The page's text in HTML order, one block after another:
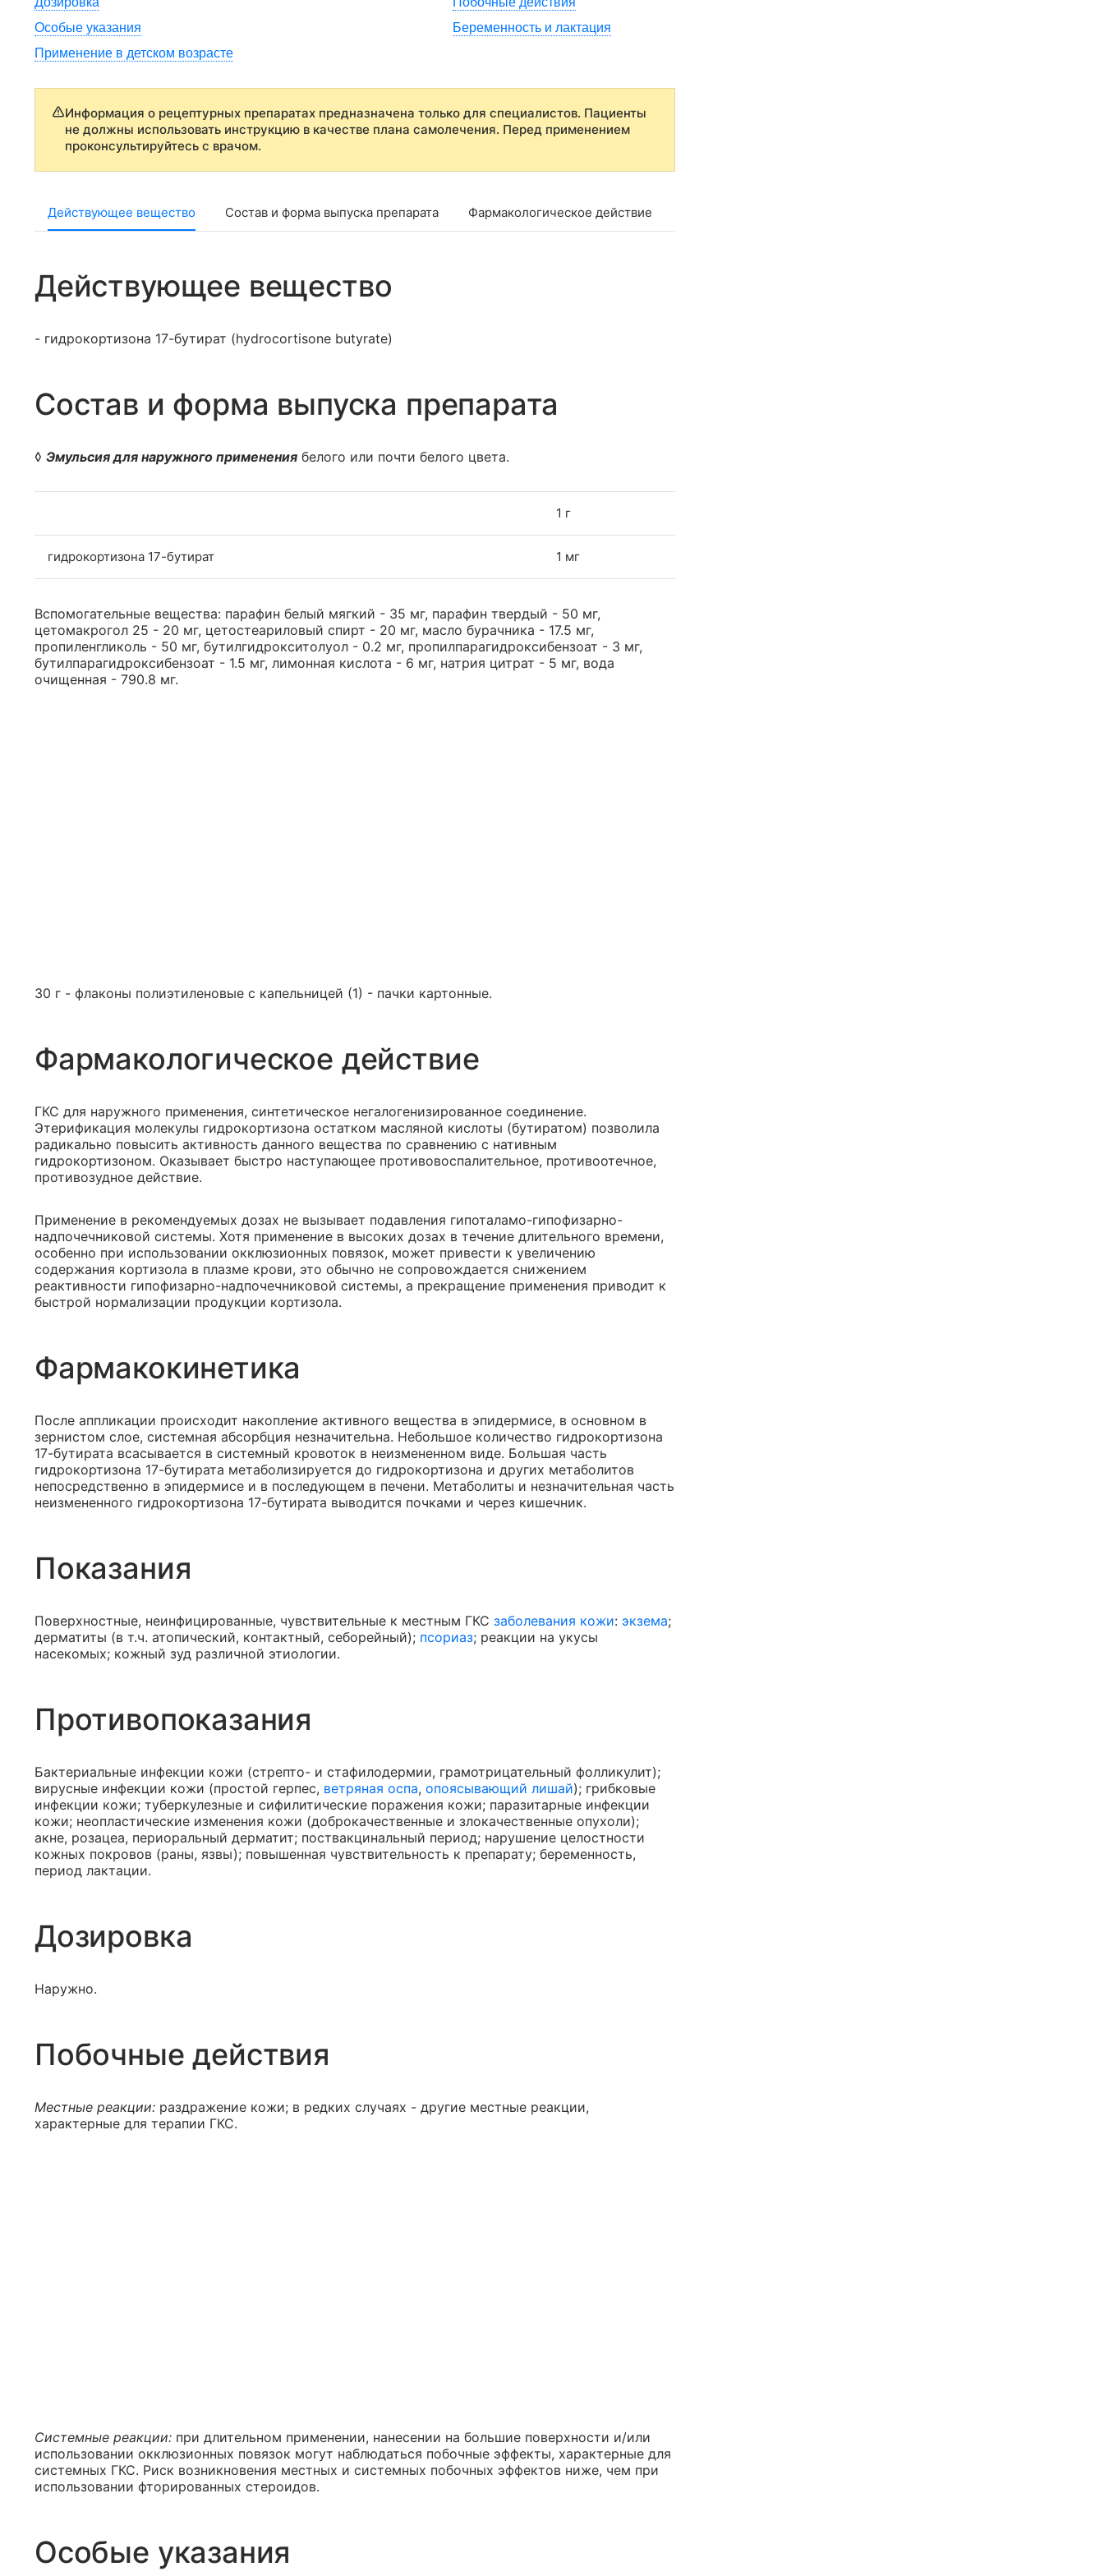
Особые указания
Беременность и лактация
Применение в детском возрасте
Информация о рецептурных препаратах предназначена только для специалистов. Пациенты
не должны использовать инструкцию в качестве плана самолечения. Перед применением
проконсультируйтесь с врачом.
Действующее вещество Состав и форма выпуска препарата Фармакологическое действие
Действующее вещество
- гидрокортизона 17-бутират (hydrocortisone butyrate)
Состав и форма выпуска препарата
◊ Эмульсия для наружного применения белого или почти белого цвета.
1 г
гидрокортизона 17-бутират 1 мг
Вспомогательные вещества: парафин белый мягкий - 35 мг, парафин твердый - 50 мг,
цетомакрогол 25 - 20 мг, цетостеариловый спирт - 20 мг, масло бурачника - 17.5 мг,
пропиленгликоль - 50 мг, бутилгидрокситолуол - 0.2 мг, пропилпарагидроксибензоат - 3 мг,
бутилпарагидроксибензоат - 1.5 мг, лимонная кислота - 6 мг, натрия цитрат - 5 мг, вода
очищенная - 790.8 мг.
30 г - флаконы полиэтиленовые с капельницей (1) - пачки картонные.
Фармакологическое действие
ГКС для наружного применения, синтетическое негалогенизированное соединение.
Этерификация молекулы гидрокортизона остатком масляной кислоты (бутиратом) позволила
радикально повысить активность данного вещества по сравнению с нативным
гидрокортизоном. Оказывает быстро наступающее противовоспалительное, противоотечное,
противозудное действие.
Применение в рекомендуемых дозах не вызывает подавления гипоталамо-гипофизарно-
надпочечниковой системы. Хотя применение в высоких дозах в течение длительного времени,
особенно при использовании окклюзионных повязок, может привести к увеличению
содержания кортизола в плазме крови, это обычно не сопровождается снижением
реактивности гипофизарно-надпочечниковой системы, а прекращение применения приводит к
быстрой нормализации продукции кортизола.
Фармакокинетика
После аппликации происходит накопление активного вещества в эпидермисе, в основном в
зернистом слое, системная абсорбция незначительна. Небольшое количество гидрокортизона
17-бутирата всасывается в системный кровоток в неизмененном виде. Большая часть
гидрокортизона 17-бутирата метаболизируется до гидрокортизона и других метаболитов
непосредственно в эпидермисе и в последующем в печени. Метаболиты и незначительная часть
неизмененного гидрокортизона 17-бутирата выводится почками и через кишечник.
Показания
Поверхностные, неинфицированные, чувствительные к местным ГКС заболевания кожи: экзема;
дерматиты (в т.ч. атопический, контактный, себорейный); псориаз; реакции на укусы
насекомых; кожный зуд различной этиологии.
Противопоказания
Бактериальные инфекции кожи (стрепто- и стафилодермии, грамотрицательный фолликулит);
вирусные инфекции кожи (простой герпес, ветряная оспа, опоясывающий лишай); грибковые
инфекции кожи; туберкулезные и сифилитические поражения кожи; паразитарные инфекции
кожи; неопластические изменения кожи (доброкачественные и злокачественные опухоли);
акне, розацеа, периоральный дерматит; поствакцинальный период; нарушение целостности
кожных покровов (раны, язвы); повышенная чувствительность к препарату; беременность,
период лактации.
Дозировка
Наружно.
Побочные действия
Местные реакции: раздражение кожи; в редких случаях - другие местные реакции,
характерные для терапии ГКС.
Системные реакции: при длительном применении, нанесении на большие поверхности и/или
использовании окклюзионных повязок могут наблюдаться побочные эффекты, характерные для
системных ГКС. Риск возникновения местных и системных побочных эффектов ниже, чем при
использовании фторированных стероидов.
Особые указания